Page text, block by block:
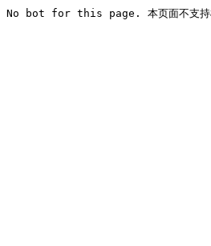
No bot for this page. 本页面不支持机器